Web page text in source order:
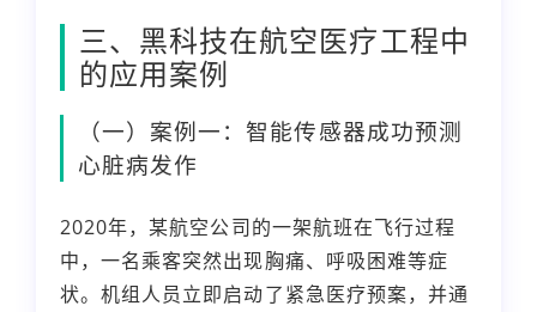
三、黑科技在航空医疗工程中
的应用案例
（一）案例一：智能传感器成功预测
心脏病发作
2020年，某航空公司的一架航班在飞行过程
中，一名乘客突然出现胸痛、呼吸困难等症
状。机组人员立即启动了紧急医疗预案，并通